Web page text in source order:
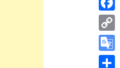
Link